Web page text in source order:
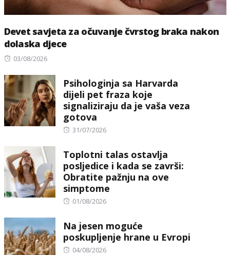
Devet savjeta za očuvanje čvrstog braka nakon
dolaska djece
Posted
03/08/2026
Psihologinja sa Harvarda
dijeli pet fraza koje
signaliziraju da je vaša veza
gotova
Posted
31/07/2026
Toplotni talas ostavlja
posljedice i kada se završi:
Obratite pažnju na ove
simptome
Posted
01/08/2026
Na jesen moguće
poskupljenje hrane u Evropi
Posted
04/08/2026